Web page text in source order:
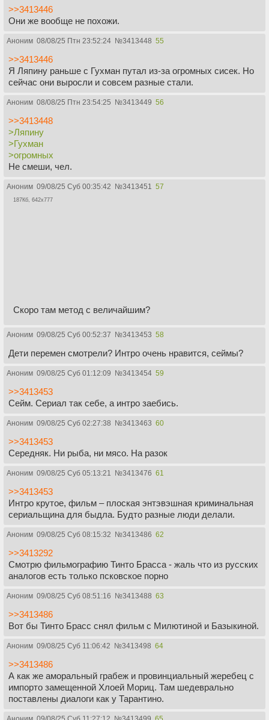
>>3413446
Они же вообще не похожи.
Аноним 08/08/25 Птн 23:52:24 №3413448 55
>>3413446
Я Ляпину раньше с Гухман путал из-за огромных сисек. Но
сейчас они выросли и совсем разные стали.
Аноним 08/08/25 Птн 23:54:25 №3413449 56
>>3413448
>Ляпину
>Гухман
>огромных
Не смеши, чел.
Аноним 09/08/25 Суб 00:35:42 №3413451 57
187Кб, 642x777
Скоро там метод с величайшим?
Аноним 09/08/25 Суб 00:52:37 №3413453 58
Дети перемен смотрели? Интро очень нравится, сеймы?
Аноним 09/08/25 Суб 01:12:09 №3413454 59
>>3413453
Сейм. Сериал так себе, а интро заебись.
Аноним 09/08/25 Суб 02:27:38 №3413463 60
>>3413453
Середняк. Ни рыба, ни мясо. На разок
Аноним 09/08/25 Суб 05:13:21 №3413476 61
>>3413453
Интро крутое, фильм – плоская энтэвэшная криминальная
сериальщина для быдла. Будто разные люди делали.
Аноним 09/08/25 Суб 08:15:32 №3413486 62
>>3413292
Смотрю фильмографию Тинто Брасса - жаль что из русских
аналогов есть только псковское порно
Аноним 09/08/25 Суб 08:51:16 №3413488 63
>>3413486
Вот бы Тинто Брасс снял фильм с Милютиной и Базыкиной.
Аноним 09/08/25 Суб 11:06:42 №3413498 64
>>3413486
А как же аморальный грабеж и провинциальный жеребец с
импорто замещенной Хлоей Мориц. Там шедеврально
поставлены диалоги как у Тарантино.